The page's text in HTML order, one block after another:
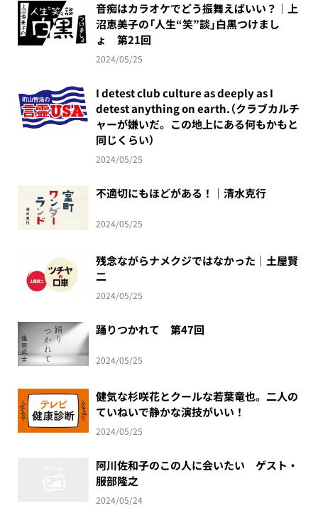
音痴はカラオケでどう振舞えばいい？｜上
沼恵美子の「人生“笑”談」白黒つけまし
ょ 第21回
2024/05/25
I detest club culture as deeply as I
detest anything on earth.（クラブカルチ
ャーが嫌いだ。この地上にある何もかもと
同じくらい）
2024/05/25
不適切にもほどがある！｜清水克行
2024/05/25
残念ながらナメクジではなかった｜土屋賢
二
2024/05/25
踊りつかれて 第47回
2024/05/25
健気な杉咲花とクールな若葉竜也。二人の
ていねいで静かな演技がいい！
2024/05/25
阿川佐和子のこの人に会いたい ゲスト・
服部隆之
2024/05/24